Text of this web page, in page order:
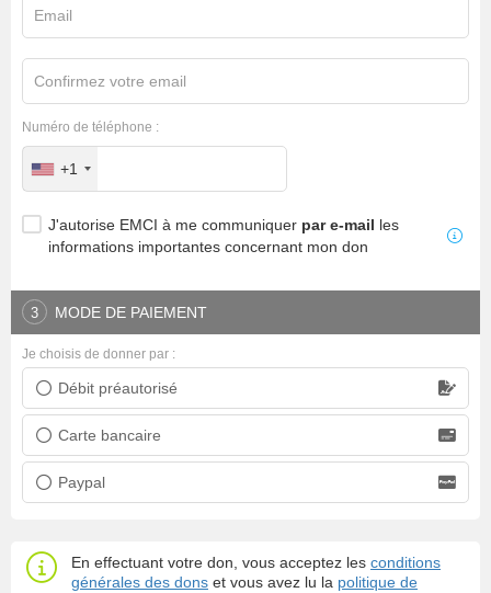
Email
Confirmez votre email
Numéro de téléphone :
+1
J'autorise EMCI à me communiquer par e-mail les
informations importantes concernant mon don
3 MODE DE PAIEMENT
Débit préautorisé
Prélèvement bancaire
Carte bancaire
Carte bancaire
Paypal
Paypal
Je choisis de donner par :
En effectuant votre don, vous acceptez les conditions
générales des dons et vous avez lu la politique de